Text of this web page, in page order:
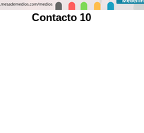
Contacto 10